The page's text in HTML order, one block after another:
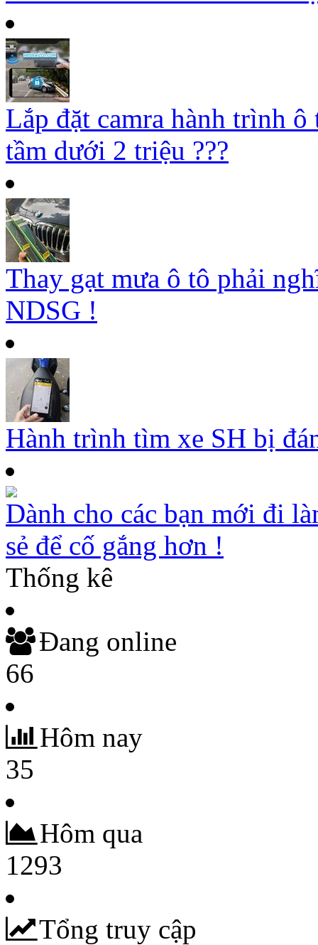
Lắp đặt camra hành trình
tầm dưới 2 triệu ???
Thay gạt mưa ô tô phải
NDSG !
Hành trình tìm xe SH bị
Dành cho các bạn mới đi
sẻ để cố gắng hơn !
Thống kê
Đang online
66
Hôm nay
35
Hôm qua
1293
Tổng truy cập